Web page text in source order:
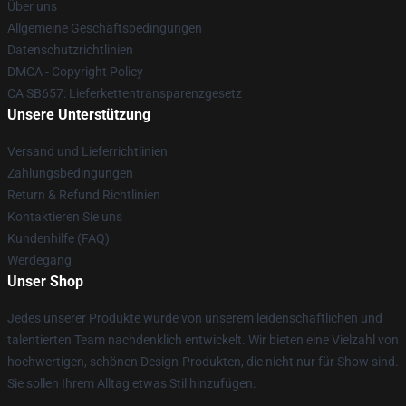
Über uns
Allgemeine Geschäftsbedingungen
Datenschutzrichtlinien
DMCA - Copyright Policy
CA SB657: Lieferkettentransparenzgesetz
Unsere Unterstützung
Versand und Lieferrichtlinien
Zahlungsbedingungen
Return & Refund Richtlinien
Kontaktieren Sie uns
Kundenhilfe (FAQ)
Werdegang
Unser Shop
Jedes unserer Produkte wurde von unserem leidenschaftlichen und
talentierten Team nachdenklich entwickelt. Wir bieten eine Vielzahl von
hochwertigen, schönen Design-Produkten, die nicht nur für Show sind.
Sie sollen Ihrem Alltag etwas Stil hinzufügen.